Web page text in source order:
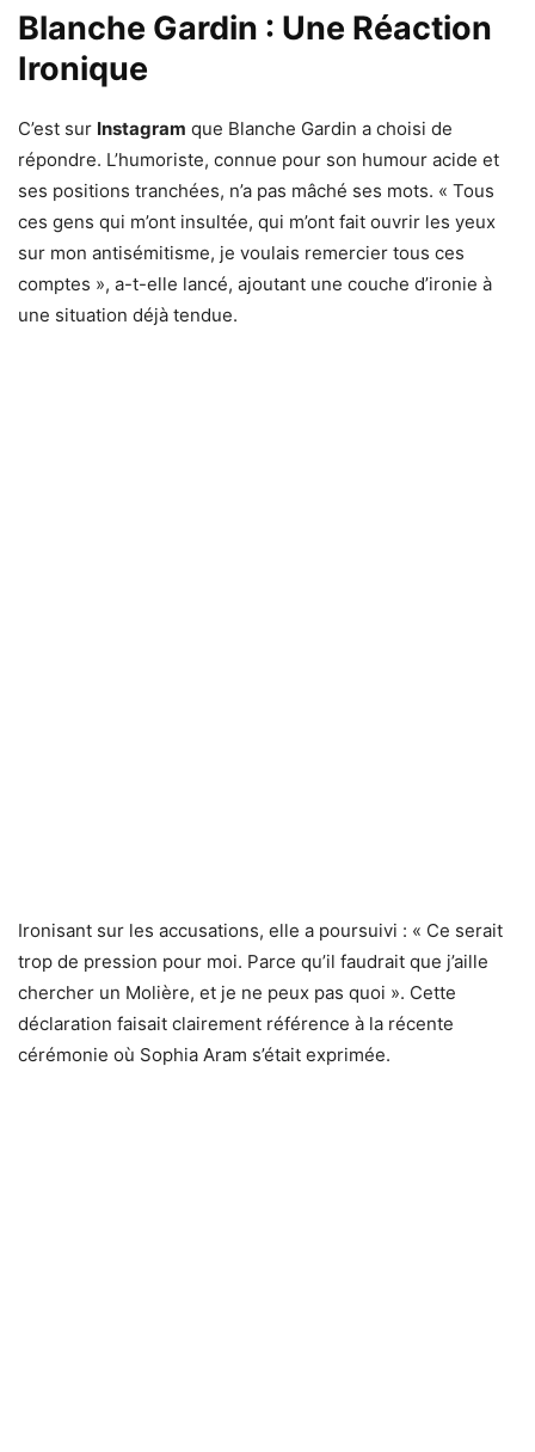
Blanche Gardin : Une Réaction
Ironique
C’est sur Instagram que Blanche Gardin a choisi de
répondre. L’humoriste, connue pour son humour acide et
ses positions tranchées, n’a pas mâché ses mots. « Tous
ces gens qui m’ont insultée, qui m’ont fait ouvrir les yeux
sur mon antisémitisme, je voulais remercier tous ces
comptes », a-t-elle lancé, ajoutant une couche d’ironie à
une situation déjà tendue.
Ironisant sur les accusations, elle a poursuivi : « Ce serait
trop de pression pour moi. Parce qu’il faudrait que j’aille
chercher un Molière, et je ne peux pas quoi ». Cette
déclaration faisait clairement référence à la récente
cérémonie où Sophia Aram s’était exprimée.